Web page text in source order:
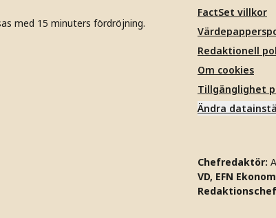
med 15 minuters fördröjning.
FactSet villkor
Redaktionell
Om cookies
Tillgänglighet
Ändra
Chefredaktör:
VD, EFN